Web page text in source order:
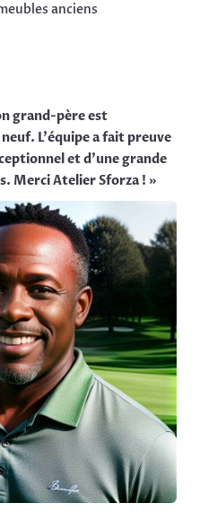
anciens
grand-père est
L'équipe a fait preuve
et d'une grande
Merci Atelier Sforza ! »